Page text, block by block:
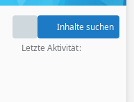
Inhalte suchen
Letzte Aktivität